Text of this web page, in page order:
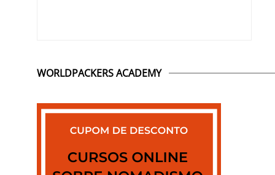
WORLDPACKERS ACADEMY